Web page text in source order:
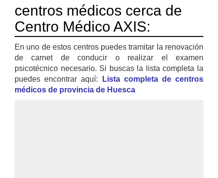
centros médicos cerca de
Centro Médico AXIS:
En uno de estos centros puedes tramitar la renovación
de carnet de conducir o realizar el examen
psicotécnico necesario. Si buscas la lista completa la
puedes encontrar aquí:
Lista completa de centros
médicos de provincia de Huesca